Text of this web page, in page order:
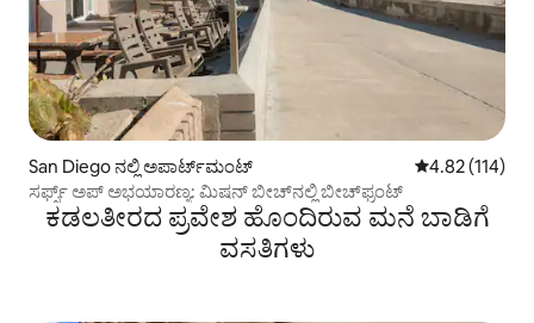
San Diego ನಲ್ಲಿ ಅಪಾರ್ಟ್‌ಮಂಟ್ 5 ರಲ್ಲಿ 4.82
4.82 (114)
ಸರ್ಫ್ಸ್ ಅಪ್ ಅಭಯಾರಣ್ಯ: ಮಿಷನ್ ಬೀಚ್‌ನಲ್ಲಿ ಬೀಚ್‌ಫ್ರಂಟ್
ಕಡಲತೀರದ ಪ್ರವೇಶ ಹೊಂದಿರುವ ಮನೆ ಬಾಡಿಗೆ
ವಸತಿಗಳು